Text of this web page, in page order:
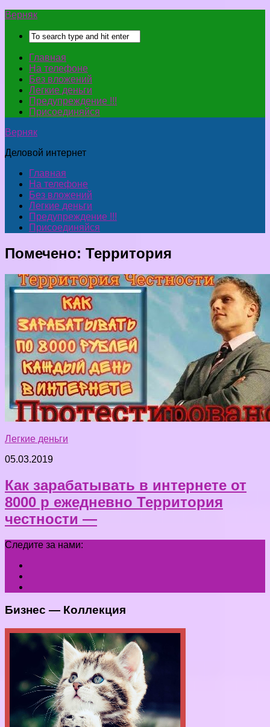
Верняк
Главная
На телефоне
Без вложений
Легкие деньги
Предупреждение !!!
Присоединяйся
Верняк
Деловой интернет
Главная
На телефоне
Без вложений
Легкие деньги
Предупреждение !!!
Присоединяйся
Помечено: Территория
Легкие деньги
05.03.2019
Как зарабатывать в интернете от
8000 р ежедневно Территория
честности —
Следите за нами:
Бизнес — Коллекция